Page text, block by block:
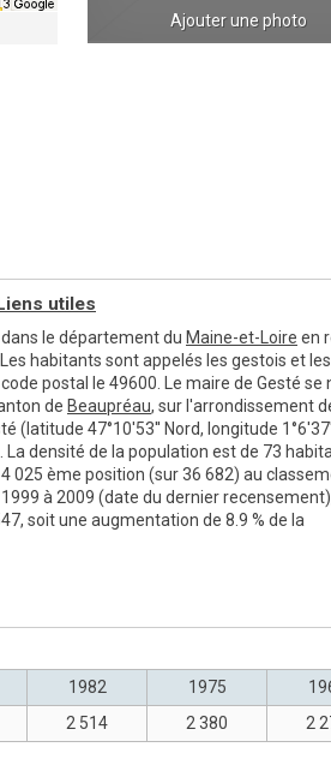
Ajouter une photo
utiles
le département du Maine-et-Loire en
. Les habitants sont appelés les gestois et les
postal le 49600. Le maire de Gesté se
de Beaupréau, sur l'arrondissement
(latitude 47°10'53'' Nord, longitude
densité de la population est de 73
025 ème position (sur 36 682) au
à 2009 (date du dernier
soit une augmentation de 8.9 % de la
1982 1975
2 514 2 380 2